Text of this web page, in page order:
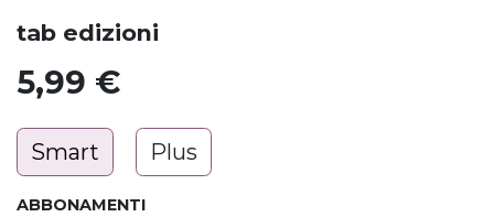
tab edizioni
5,99 €
Smart Plus
ABBONAMENTI